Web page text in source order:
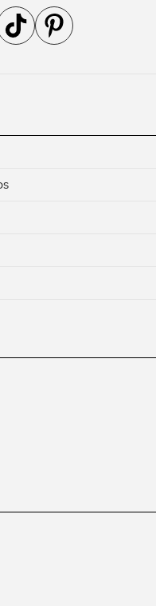
no Instagram
a gente no YouTube
Acompanhe a gente no TikTok
Acompanhe a gente no